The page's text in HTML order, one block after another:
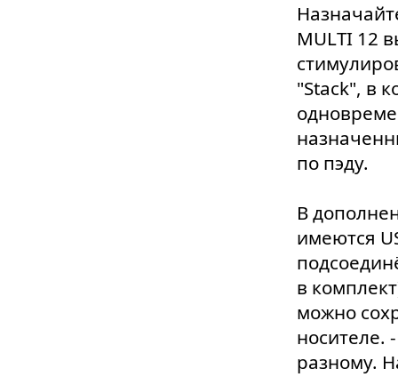
MULTI 12
"Stack", в
по пэду.
В
имеются
в
можно
носителе.
разному.